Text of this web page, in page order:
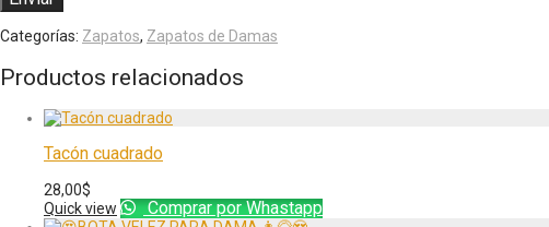
Categorías: Zapatos, Zapatos de Damas
Productos relacionados
Tacón cuadrado
28,00$
Quick view
Comprar por Whastapp